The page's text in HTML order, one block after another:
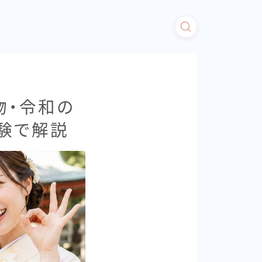
令和の
で解説